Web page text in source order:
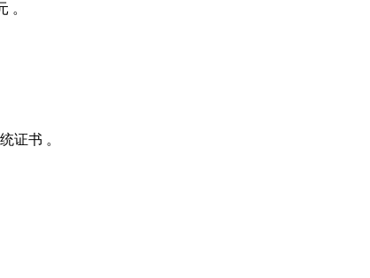
。
证书 ‌‌。